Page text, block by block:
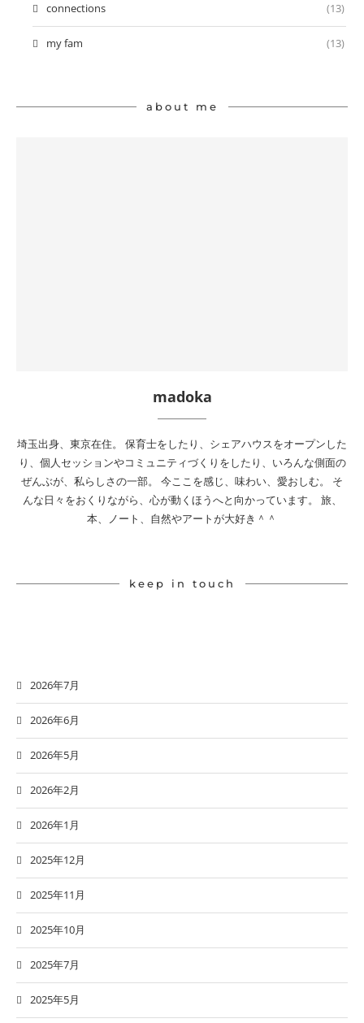
connections (13)
my fam (13)
about me
madoka
埼玉出身、東京在住。 保育士をしたり、シェアハウスをオープンした
り、個人セッションやコミュニティづくりをしたり、いろんな側面の
ぜんぶが、私らしさの一部。 今ここを感じ、味わい、愛おしむ。 そ
んな日々をおくりながら、心が動くほうへと向かっています。 旅、
本、ノート、自然やアートが大好き＾＾
keep in touch
2026年7月
2026年6月
2026年5月
2026年2月
2026年1月
2025年12月
2025年11月
2025年10月
2025年7月
2025年5月